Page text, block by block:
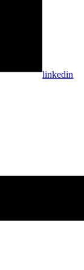
linkedin